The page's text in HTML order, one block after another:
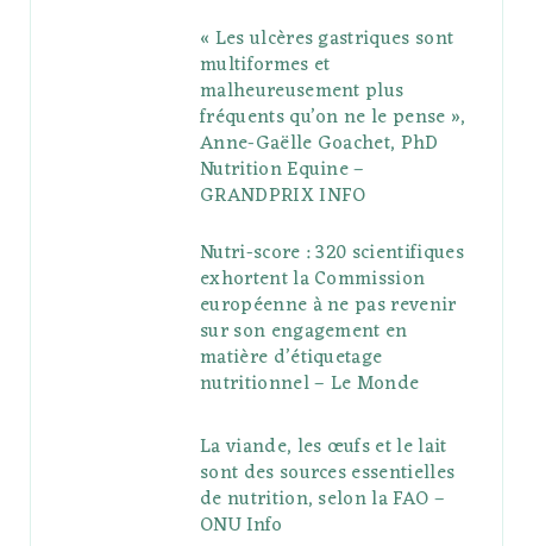
« Les ulcères gastriques sont
multiformes et
malheureusement plus
fréquents qu’on ne le pense »,
Anne-Gaëlle Goachet, PhD
Nutrition Equine –
GRANDPRIX INFO
Nutri-score : 320 scientifiques
exhortent la Commission
européenne à ne pas revenir
sur son engagement en
matière d’étiquetage
nutritionnel – Le Monde
La viande, les œufs et le lait
sont des sources essentielles
de nutrition, selon la FAO –
ONU Info